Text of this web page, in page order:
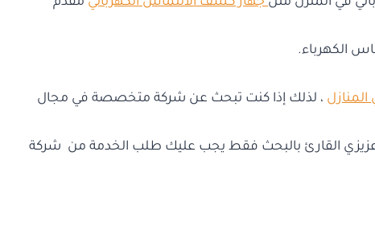
الكهرباء.
، لذلك إذا كنت تبحث عن شركة متخصصة في مجال
عزيزي القارئ بالبحث فقط يجب عليك طلب الخدمة من شركة